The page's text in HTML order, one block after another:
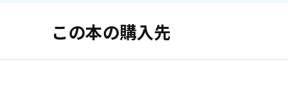
この本の購入先